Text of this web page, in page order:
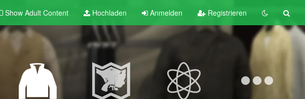
Show Adult Content Hochladen Anmelden Registrieren